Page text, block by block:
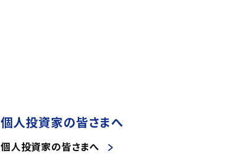
個人投資家の皆さまへ
個人投資家の皆さまへ